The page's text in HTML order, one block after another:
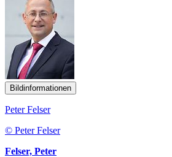
Bildinformationen
Peter Felser
© Peter Felser
Felser, Peter